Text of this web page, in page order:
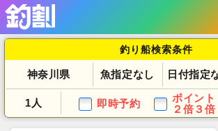
釣り船検索条件
神奈川県 魚指定なし 日付指定
1人 即時予約
ポイント
２倍３倍